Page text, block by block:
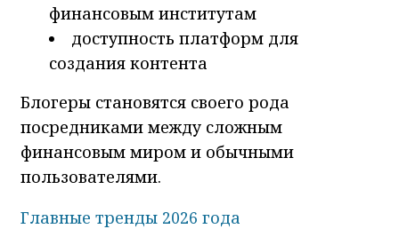
финансовым институтам
доступность платформ для
создания контента
Блогеры становятся своего рода
посредниками между сложным
финансовым миром и обычными
пользователями.
Главные тренды 2026 года